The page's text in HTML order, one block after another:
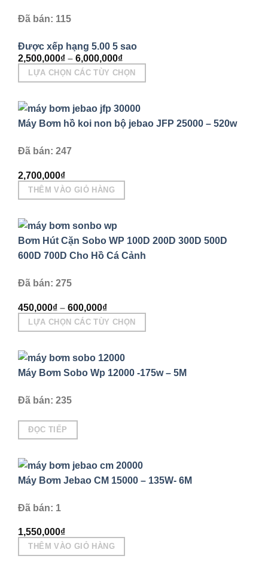
Đã bán: 115
Được xếp hạng 5.00 5 sao
2,500,000₫ – 6,000,000₫
LỰA CHỌN CÁC TÙY CHỌN
phẩm
này
nhiều
thể.
Các
chọn
có
thể
chọn
trang
sản
Máy Bơm hồ koi non bộ jebao JFP 25000 – 520w
Đã bán: 247
2,700,000₫
THÊM VÀO GIỎ HÀNG
Bơm Hút Cặn Sobo WP 100D 200D 300D 500D
600D 700D Cho Hồ Cá Cảnh
Đã bán: 275
450,000₫ – 600,000₫
LỰA CHỌN CÁC TÙY CHỌN
phẩm
này
nhiều
thể.
tùy
thể
chọn
trên
Máy Bơm Sobo Wp 12000 -175w – 5M
Đã bán: 235
ĐỌC TIẾP
Máy Bơm Jebao CM 15000 – 135W- 6M
Đã bán: 1
1,550,000₫
THÊM VÀO GIỎ HÀNG